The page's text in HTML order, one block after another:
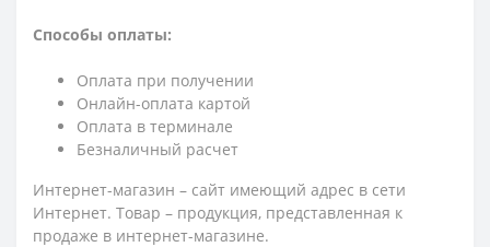
Способы оплаты:
Оплата при получении
Онлайн-оплата картой
Оплата в терминале
Безналичный расчет
Интернет-магазин – сайт имеющий адрес в сети
Интернет. Товар – продукция, представленная к
продаже в интернет-магазине.